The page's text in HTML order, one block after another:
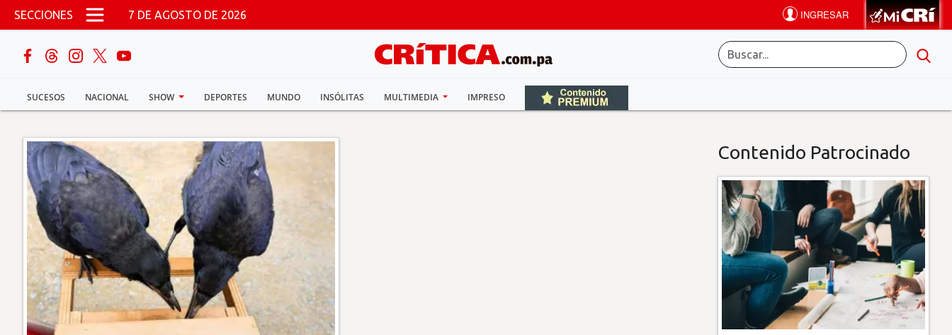
Pasar al contenido principal
SECCIONES 7 DE AGOSTO DE 2026
SUCESOS NACIONAL SHOW DEPORTES MUNDO INSÓLITAS MULTIMEDIA IMPRESO
buscar
Sucesos
Nacional
Política
Show
Deportes
Mundo
Contenido Patrocinado